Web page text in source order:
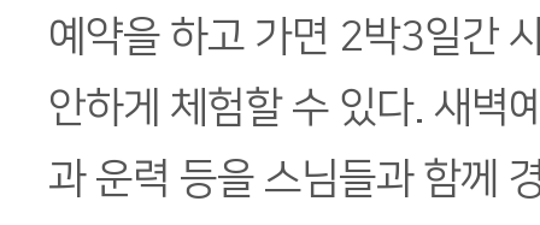
예약을 하고 가면 2박3일간
안하게 체험할 수 있다. 새벽
과 운력 등을 스님들과 함께